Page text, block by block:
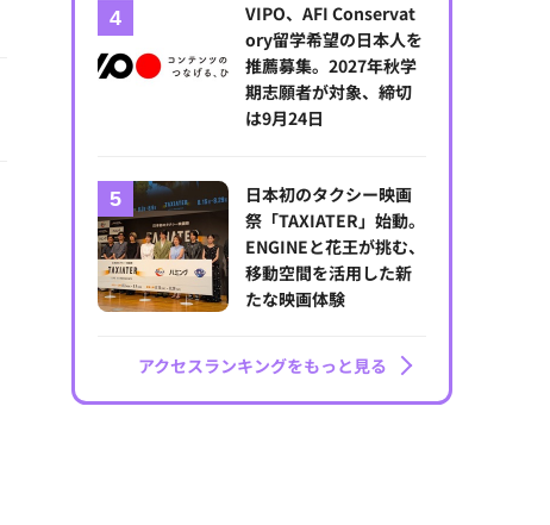
VIPO、AFI Conservat
ory留学希望の日本人を
推薦募集。2027年秋学
期志願者が対象、締切
は9月24日
日本初のタクシー映画
祭「TAXIATER」始動。
ENGINEと花王が挑む、
移動空間を活用した新
たな映画体験
アクセスランキングをもっと見る